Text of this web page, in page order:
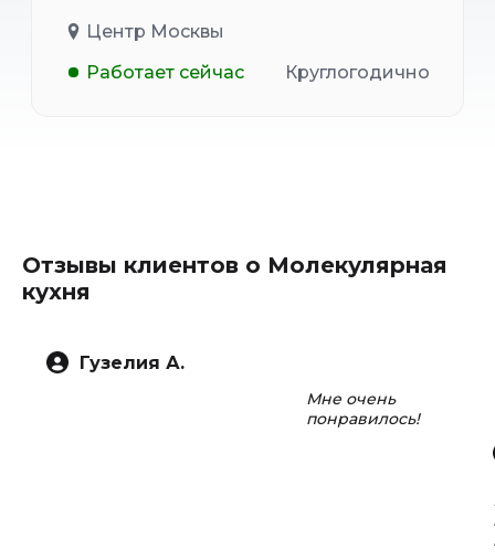
Центр Москвы
Работает сейчас
Круглогодично
Отзывы клиентов о Молекулярная
кухня
Гузелия А.
Мне очень
понравилось!